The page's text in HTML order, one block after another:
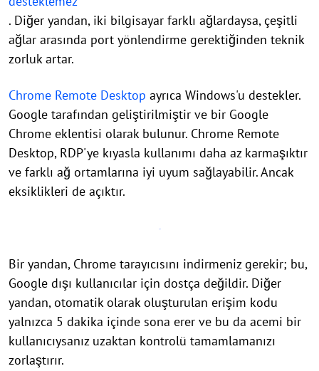
. Diğer yandan, iki bilgisayar farklı ağlardaysa, çeşitli
ağlar arasında port yönlendirme gerektiğinden teknik
zorluk artar.
Chrome Remote Desktop ayrıca Windows'u destekler.
Google tarafından geliştirilmiştir ve bir Google
Chrome eklentisi olarak bulunur. Chrome Remote
Desktop, RDP'ye kıyasla kullanımı daha az karmaşıktır
ve farklı ağ ortamlarına iyi uyum sağlayabilir. Ancak
eksiklikleri de açıktır.
Bir yandan, Chrome tarayıcısını indirmeniz gerekir; bu,
Google dışı kullanıcılar için dostça değildir. Diğer
yandan, otomatik olarak oluşturulan erişim kodu
yalnızca 5 dakika içinde sona erer ve bu da acemi bir
kullanıcıysanız uzaktan kontrolü tamamlamanızı
zorlaştırır.